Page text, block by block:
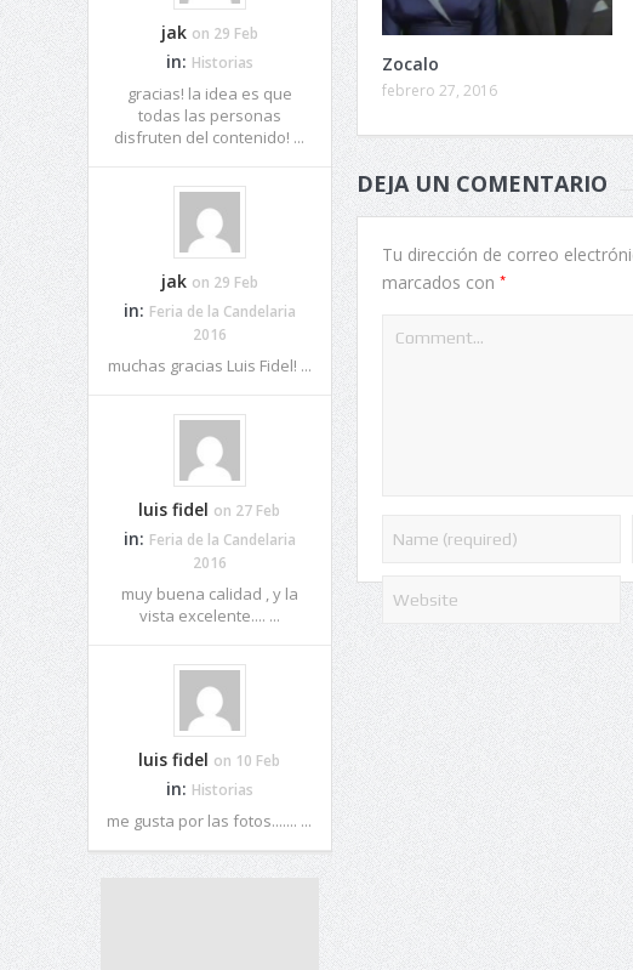
Zocalo
febrero 27, 2016
DEJA UN COMENTARIO
Tu dirección de correo
marcados con *
jak on 29 Feb
in: Historias
gracias! la idea es que
todas las personas
disfruten del contenido! ...
jak on 29 Feb
in: Feria de la Candelaria
2016
muchas gracias Luis Fidel! ...
luis fidel on 27 Feb
in: Feria de la Candelaria
2016
muy buena calidad , y la
vista excelente.... ...
luis fidel on 10 Feb
in: Historias
me gusta por las fotos....... ...